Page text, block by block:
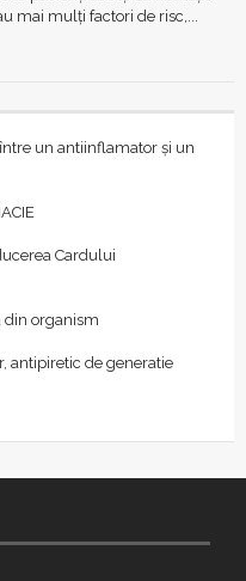
mai mulţi factori de risc,...
un antiinflamator și un
Cardului
din organism
antipiretic de generatie